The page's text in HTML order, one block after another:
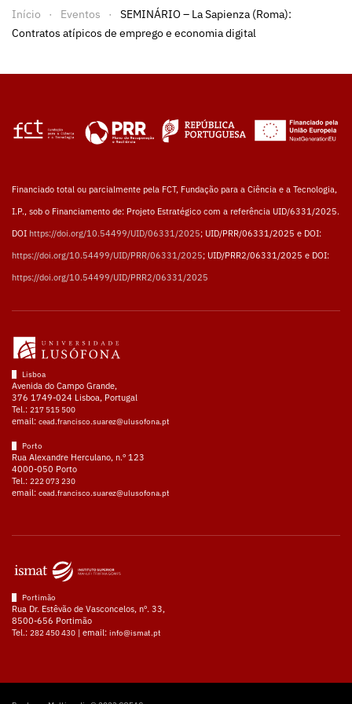
Início Eventos
SEMINÁRIO – La Sapienza (Roma):
Contratos atípicos de emprego e economia digital
Financiado total ou parcialmente pela FCT, Fundação para a Ciência e a Tecnologia,
I.P., sob o Financiamento de: Projeto Estratégico com a referência UID/6331/2025.
DOI https://doi.org/10.54499/UID/06331/2025; UID/PRR/06331/2025 e DOI:
https://doi.org/10.54499/UID/PRR/06331/2025; UID/PRR2/06331/2025 e DOI:
https://doi.org/10.54499/UID/PRR2/06331/2025
Lisboa
Avenida do Campo Grande,
376 1749-024 Lisboa, Portugal
Tel.: 217 515 500
email: cead.francisco.suarez@ulusofona.pt
Porto
Rua Alexandre Herculano, n.º 123
4000-050 Porto
Tel.: 222 073 230
email: cead.francisco.suarez@ulusofona.pt
Portimão
Rua Dr. Estêvão de Vasconcelos, nº. 33,
8500-656 Portimão
Tel.: 282 450 430 | email: info@ismat.pt